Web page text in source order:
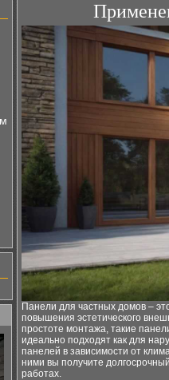
Панели для частных домов –
повышения эстетического
простоте монтажа, такие
идеально подходят как для
панелей в зависимости от
ними вы получите
работах.